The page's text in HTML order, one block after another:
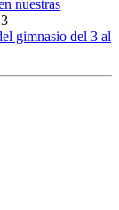
nuestras
gimnasio del 3 al